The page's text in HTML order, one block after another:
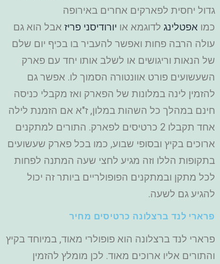
גדול יחסית לפארקים אחרים באירופה
כמו אפטלינג לדוגמא או יורודיסני פריז אבל הוא גם
עולה הרבה פחות ואפשר להעביר בו בכיף יום שלם
של הנאות וריגושים או לשלב אותו יחד עם פארק
השעשועים פורט אוונטורה הסמוך לו. אפשר גם
להזמין לינה במלונות של הפארק ואז מקבלי כניסה
חינם במהלך כל השהות במלון, ז"א אם הזמנת לילה
אחד תקבלו 2 כרטיסים לפארק. התורים למתקנים
ארוכים בקיץ ובסופי שבוע, כמו בכל פארק שעשועים
בתקופות הללו וזה מגיע לחצי שעה המתנה לפחות
לכל מתקן ובמתקנים הפופולריים ביותר זה יכול
להגיע גם לשעה.
פרארי לנד ברצלונה כרטיסים מחיר
פרארי לנד ברצלונה הוא פופולרי מאוד, במיוחד בקיץ
והתורים אליו ארוכים מאוד. לכן מומלץ להזמין